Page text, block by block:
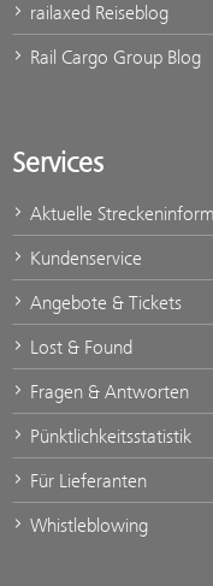
railaxed Reiseblog
Rail Cargo Group Blog
Services
Aktuelle
Kundenservice
Angebote & Tickets
Lost & Found
Fragen & Antworten
Pünktlichkeitsstatistik
Für Lieferanten
Whistleblowing